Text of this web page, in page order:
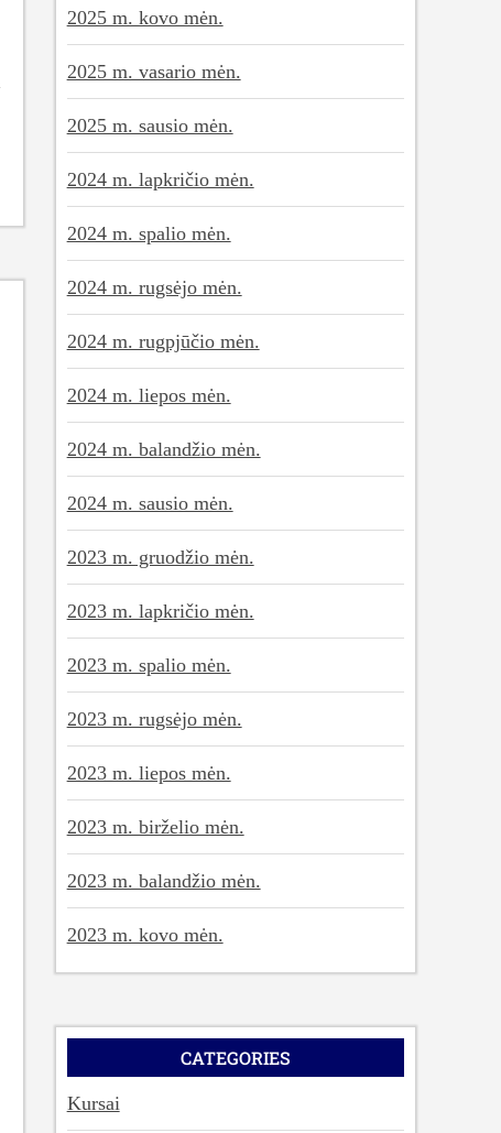
2025 m. kovo mėn.
2025 m. vasario mėn.
2025 m. sausio mėn.
2024 m. lapkričio mėn.
2024 m. spalio mėn.
2024 m. rugsėjo mėn.
2024 m. rugpjūčio mėn.
2024 m. liepos mėn.
2024 m. balandžio mėn.
2024 m. sausio mėn.
2023 m. gruodžio mėn.
2023 m. lapkričio mėn.
2023 m. spalio mėn.
2023 m. rugsėjo mėn.
2023 m. liepos mėn.
2023 m. birželio mėn.
2023 m. balandžio mėn.
2023 m. kovo mėn.
CATEGORIES
Kursai